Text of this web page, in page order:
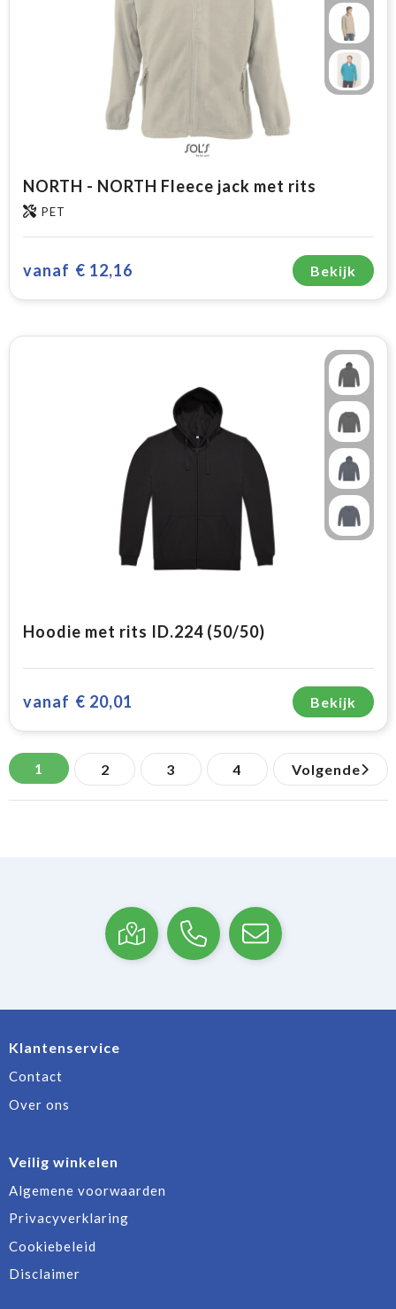
NORTH - NORTH Fleece jack met rits
PET
vanaf € 12,16 Bekijk
Hoodie met rits ID.224 (50/50)
vanaf € 20,01 Bekijk
1 2 3 4 Volgende
Klantenservice
Contact
Over ons
Veilig winkelen
Algemene voorwaarden
Privacyverklaring
Cookiebeleid
Disclaimer